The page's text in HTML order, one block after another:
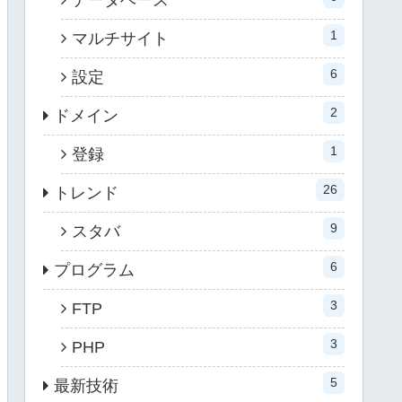
マルチサイト 1
設定 6
ドメイン 2
登録 1
トレンド 26
スタバ 9
プログラム 6
FTP 3
PHP 3
最新技術 5